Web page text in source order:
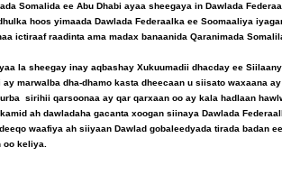
Somalida ee Abu Dhabi ayaa sheegaya in Dawlada
hoos yimaada Dawlada Federaalka ee Soomaaliya
ictiraaf raadinta ama madax banaanida Qaranimada
la sheegay inay aqbashay Xukuumadii dhacday ee
marwalba dha-dhamo kasta dheecaan u siisato waxaana
sirihii qarsoonaa ay qar qarxaan oo ay kala hadlaan
ah dawladaha gacanta xoogan siinaya Dawlada
waafiya ah siiyaan Dawlad gobaleedyada tirada badan
keliya.